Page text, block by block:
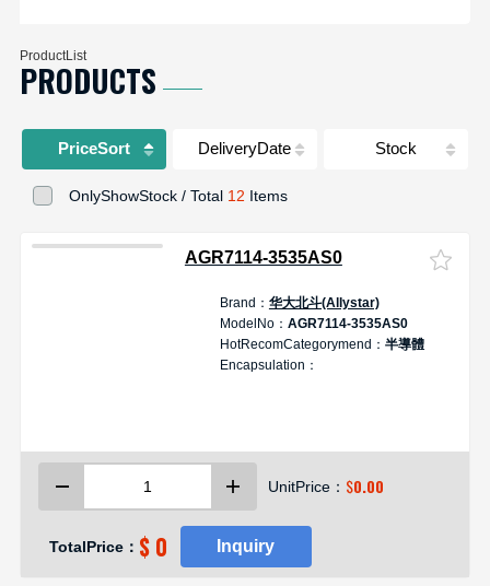
ProductList
PRODUCTS
PriceSort DeliveryDate Stock
OnlyShowStock / Total 12 Items
AGR7114-3535AS0
Brand： 华大北斗(Allystar)
ModelNo： AGR7114-3535AS0
HotRecomCategorymend： 半導體
Encapsulation：
UnitPrice： $0.00
TotalPrice： $ 0 Inquiry